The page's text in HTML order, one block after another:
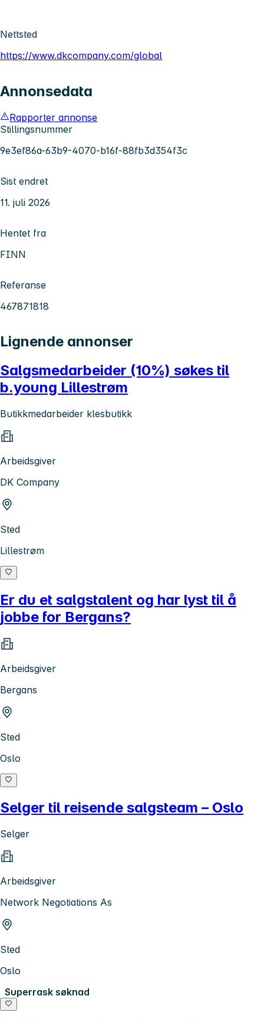
Nettsted
https://www.dkcompany.com/global
Annonsedata
Rapporter annonse
Stillingsnummer
9e3ef86a-63b9-4070-b16f-88fb3d354f3c
Sist endret
11. juli 2026
Hentet fra
FINN
Referanse
467871818
Lignende annonser
Salgsmedarbeider (10%) søkes til
b.young Lillestrøm
Butikkmedarbeider klesbutikk
Arbeidsgiver
DK Company
Sted
Lillestrøm
Er du et salgstalent og har lyst til å
jobbe for Bergans?
Arbeidsgiver
Bergans
Sted
Oslo
Selger til reisende salgsteam – Oslo
Selger
Arbeidsgiver
Network Negotiations As
Sted
Oslo
Superrask søknad